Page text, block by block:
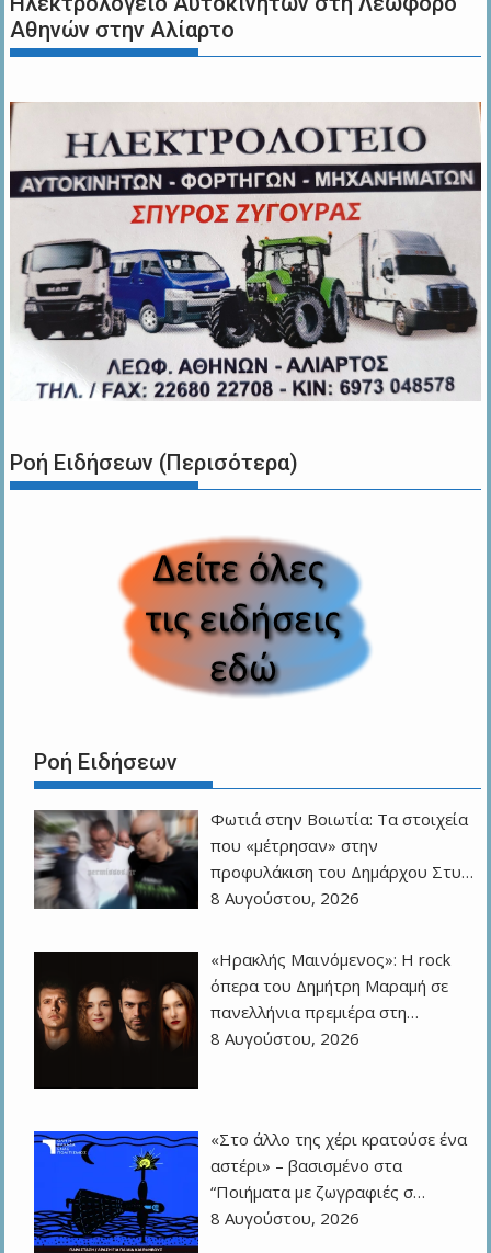
Αθηνών στην Αλίαρτο
Ροή Ειδήσεων (Περισότερα)
Ροή Ειδήσεων
Φωτιά στην Βοιωτία: Τα στοιχεία
που «μέτρησαν» στην
προφυλάκιση του Δημάρχου Στυ…
8 Αυγούστου, 2026
«Ηρακλής Μαινόμενος»: H rock
όπερα του Δημήτρη Μαραμή σε
πανελλήνια πρεμιέρα στη…
8 Αυγούστου, 2026
«Στο άλλο της χέρι κρατούσε ένα
αστέρι» – βασισμένο στα
“Ποιήματα με ζωγραφιές σ…
8 Αυγούστου, 2026